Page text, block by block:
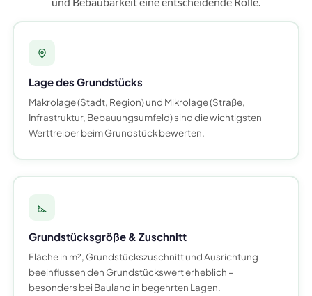
Lage des Grundstücks
Makrolage (Stadt, Region) und Mikrolage (Straße,
Infrastruktur, Bebauungsumfeld) sind die wichtigsten
Werttreiber beim Grundstück bewerten.
Grundstücksgröße & Zuschnitt
Fläche in m², Grundstückszuschnitt und Ausrichtung
beeinflussen den Grundstückswert erheblich –
besonders bei Bauland in begehrten Lagen.